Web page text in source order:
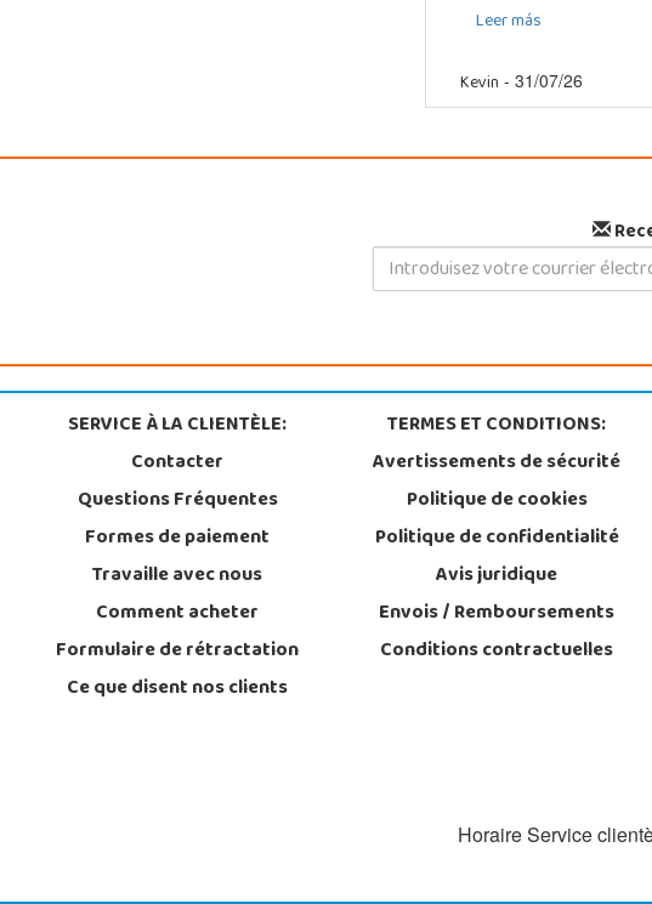
Leer más
Kevin - 31/07/26
SERVICE À LA CLIENTÈLE:
Contacter
Questions Fréquentes
Formes de paiement
Travaille avec nous
Comment acheter
Formulaire de rétractation
Ce que disent nos clients
TERMES ET CONDITIONS:
Avertissements de sécurité
Politique de cookies
Politique de confidentialité
Avis juridique
Envois / Remboursements
Conditions contractuelles
Horaire Service